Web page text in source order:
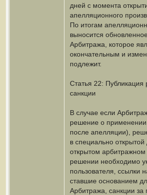
дней с момента
апелляционного
По итогам
выносится
Арбитража, которое
окончательным и
подлежит.
Статья 22: Публикация
санкции
В случае если
решение о
после апелляции),
в специально открытой
открытом
решении необходимо
пользователя, ссылки
ставшие основанием
Арбитража, санкции